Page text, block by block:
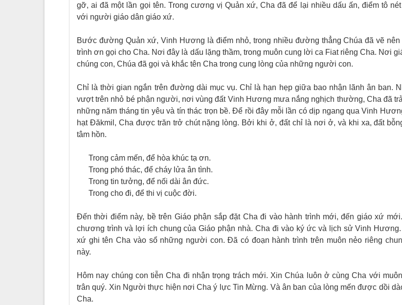
gỡ, ai đã một lần gọi tên. Trong cương vị Quản xứ, Cha đã để lại nhiều dấu ấn, điểm tô
với người giáo dân giáo xứ.
Bước đường Quản xứ, Vinh Hương là điểm nhỏ, trong nhiều đường thẳng Chúa đã vẽ nên
trình ơn gọi cho Cha. Nơi đây là dấu lặng thầm, trong muôn cung lời ca Fiat riêng Cha. Nơi
chúng con, Chúa đã gọi và khắc tên Cha trong cung lòng của những người con.
Chỉ là thời gian ngắn trên đường dài mục vụ. Chỉ là hạn hẹp giữa bao nhận lãnh ân ban.
vượt trên nhỏ bé phận người, nơi vùng đất Vinh Hương mưa nắng nghịch thường, Cha đã
những năm tháng tin yêu và tín thác trọn bề. Để rồi đây mỗi lần có dịp ngang qua Vinh
hạt Đăkmil, Cha được trăn trở chút nặng lòng. Bởi khi ở, đất chỉ là nơi ở, và khi xa, đất
tâm hồn.
Trong cảm mến, để hòa khúc tạ ơn.
Trong phó thác, để cháy lửa ân tình.
Trong tin tưởng, để nối dài ân đức.
Trong cho đi, để thi vị cuộc đời.
Đến thời điểm này, bề trên Giáo phận sắp đặt Cha đi vào hành trình mới, đến giáo xứ
chương trình và lợi ích chung của Giáo phận nhà. Cha đi vào ký ức và lịch sử Vinh
xứ ghi tên Cha vào sổ những người con. Đã có đoạn hành trình trên muôn nẻo riêng
này.
Hôm nay chúng con tiễn Cha đi nhận trọng trách mới. Xin Chúa luôn ở cùng Cha với
trân quý. Xin Người thực hiện nơi Cha ý lực Tin Mừng. Và ân ban của lòng mến được dồi
Cha.